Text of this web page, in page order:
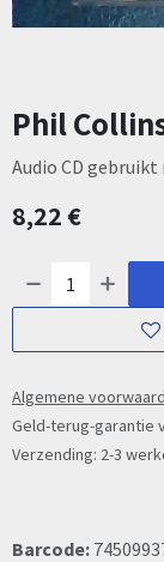
Phil
Audio CD
8,22€
Algemene
Geld-terug-garantie
Verzending: 2-3
Barcode: